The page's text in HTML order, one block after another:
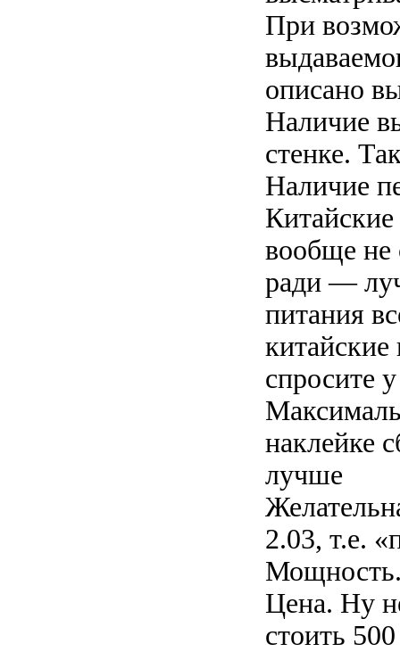
При
описано
Наличие
стенке.
Наличие
вообще не
ради —
питания
спросите
наклейке
лучше
2.03, т.е.
Цена. Ну
стоить